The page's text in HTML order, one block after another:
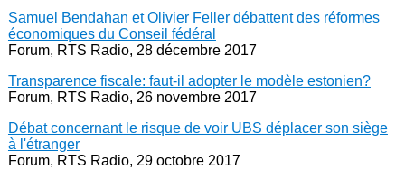
Samuel Bendahan et Olivier Feller débattent des réformes
économiques du Conseil fédéral
Forum, RTS Radio, 28 décembre 2017
Transparence fiscale: faut-il adopter le modèle estonien?
Forum, RTS Radio, 26 novembre 2017
Débat concernant le risque de voir UBS déplacer son siège
à l'étranger
Forum, RTS Radio, 29 octobre 2017